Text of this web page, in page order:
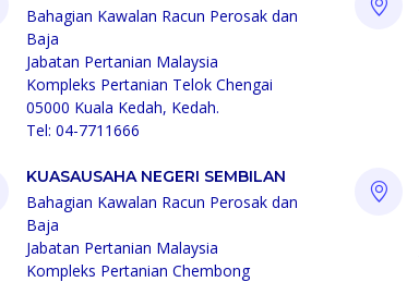
Bahagian Kawalan Racun Perosak dan
Baja
Jabatan Pertanian Malaysia
Kompleks Pertanian Telok Chengai
05000 Kuala Kedah, Kedah.
Tel: 04-7711666
KUASAUSAHA NEGERI SEMBILAN
Bahagian Kawalan Racun Perosak dan
Baja
Jabatan Pertanian Malaysia
Kompleks Pertanian Chembong